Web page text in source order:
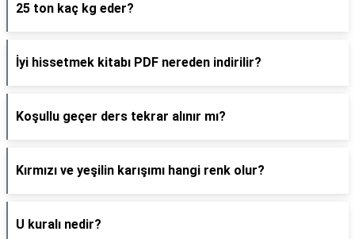
25 ton kaç kg eder?
İyi hissetmek kitabı PDF nereden indirilir?
Koşullu geçer ders tekrar alınır mı?
Kırmızı ve yeşilin karışımı hangi renk olur?
U kuralı nedir?